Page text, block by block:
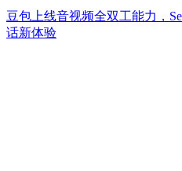
豆包上线音视频全双工能力，
话新体验